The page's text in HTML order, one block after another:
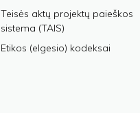
Teisės aktų projektų paieškos
sistema (TAIS)
Etikos (elgesio) kodeksai